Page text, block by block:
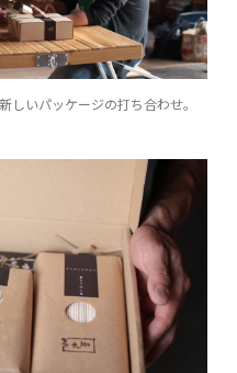
しいパッケージの打ち合わせ。